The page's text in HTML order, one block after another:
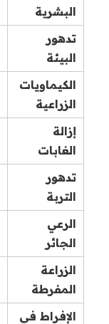
البشرية
تدهور
البيئة
الكيماويات
الزراعية
إزالة
الغابات
تدهور
التربة
الرعي
الجائر
الزراعة
المفرطة
الإفراط في